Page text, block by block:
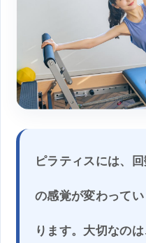
ピラティスには、
の感覚が変わって
ります。大切なの